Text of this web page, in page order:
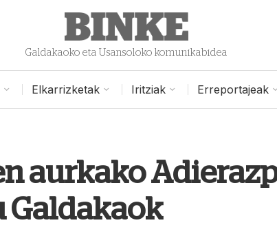
Galdakaoko eta Usansoloko komunikabidea
Elkarrizketak Iritziak Erreportajeak
aurkako
Galdakaok